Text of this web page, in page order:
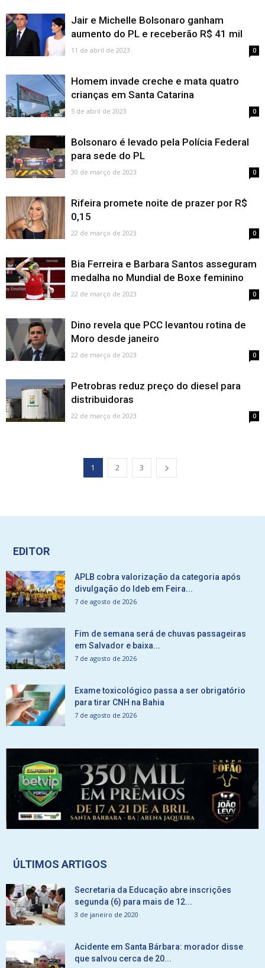
Jair e Michelle Bolsonaro ganham
aumento do PL e receberão R$ 41 mil
11 de abril de 2023 0
Homem invade creche e mata quatro
crianças em Santa Catarina
5 de abril de 2023 0
Bolsonaro é levado pela Polícia Federal
para sede do PL
30 de março de 2023 0
Rifeira promete noite de prazer por R$
0,15
22 de março de 2023 0
Bia Ferreira e Barbara Santos asseguram
medalha no Mundial de Boxe feminino
22 de março de 2023 0
Dino revela que PCC levantou rotina de
Moro desde janeiro
22 de março de 2023 0
Petrobras reduz preço do diesel para
distribuidoras
22 de março de 2023 0
1 2 3
EDITOR
APLB cobra valorização da categoria após
divulgação do Ideb em Feira...
7 de agosto de 2026
Fim de semana será de chuvas passageiras
em Salvador e baixa...
7 de agosto de 2026
Exame toxicológico passa a ser obrigatório
para tirar CNH na Bahia
7 de agosto de 2026
ÚLTIMOS ARTIGOS
Secretaria da Educação abre inscrições
segunda (6) para mais de 12...
3 de janeiro de 2020
Acidente em Santa Bárbara: morador disse
que salvou cerca de 20...